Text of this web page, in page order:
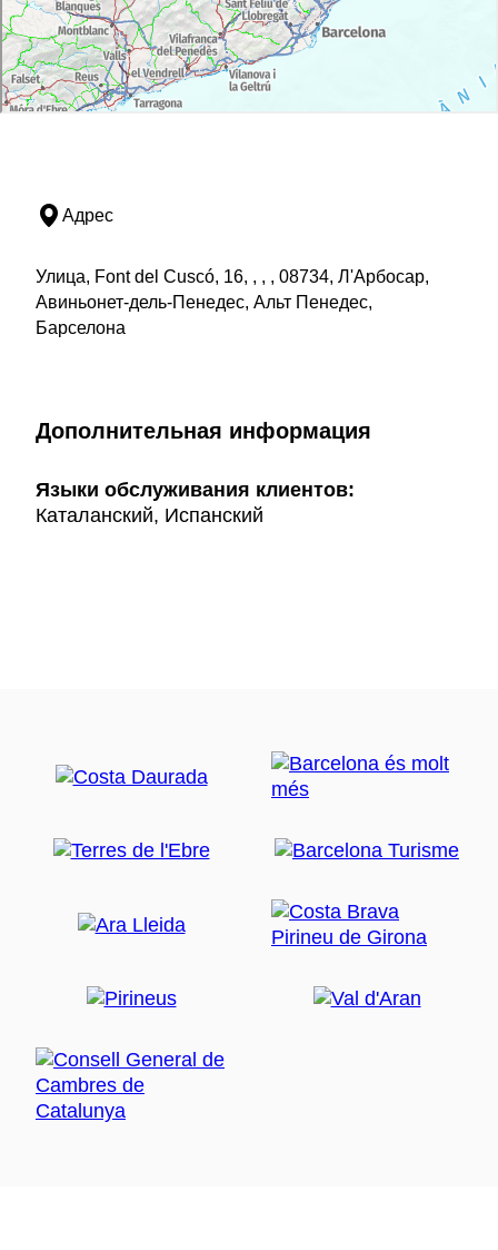
Адрес
Улица, Font del Cuscó, 16, , , , 08734, Л'Арбосар,
Авиньонет-дель-Пенедес, Альт Пенедес,
Барселона
Дополнительная информация
Языки обслуживания клиентов:
Каталанский, Испанский